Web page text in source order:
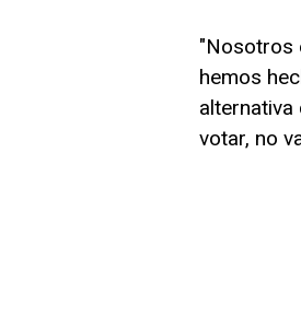
"Nosotros
hemos
alternativa
votar, no